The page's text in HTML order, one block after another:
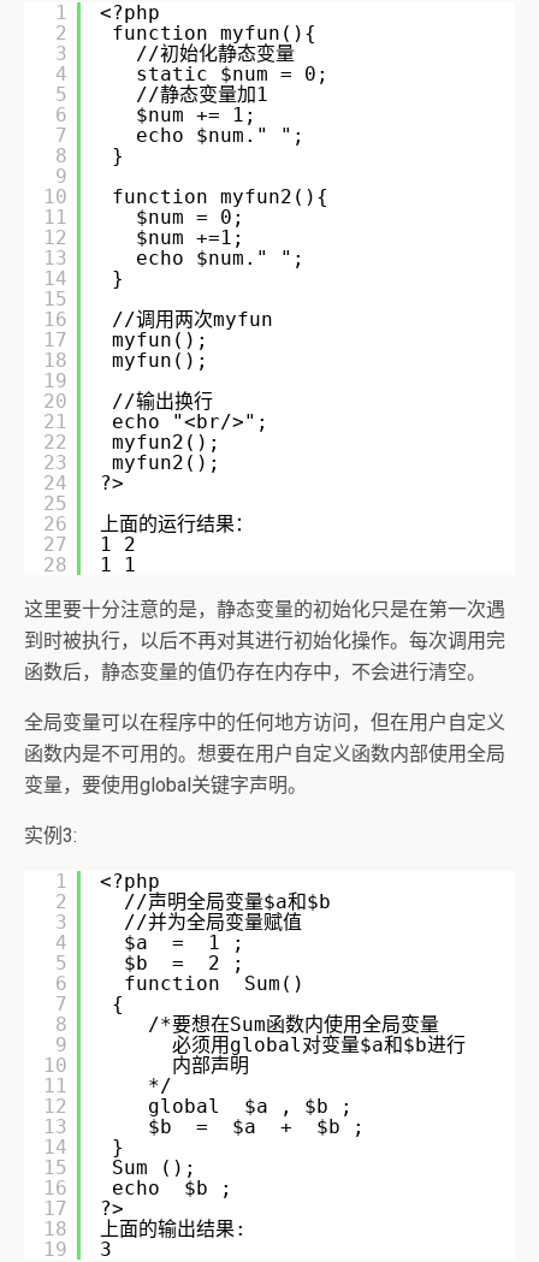
1
2
3
4
5
6
7
8
9
10
11
12
13
14
15
16
17
18
19
20
21
22
23
24
25
26
27
28
<?php
function myfun(){
//初始化静态变量
static $num = 0;
//静态变量加1
$num += 1;
echo $num." ";
}
function myfun2(){
$num = 0;
$num +=1;
echo $num." ";
}
//调用两次myfun
myfun();
myfun();
//输出换行
echo "<br/>";
myfun2();
myfun2();
?>
上面的运行结果：
1 2
1 1
这里要十分注意的是，静态变量的初始化只是在第一次遇
到时被执行，以后不再对其进行初始化操作。每次调用完
函数后，静态变量的值仍存在内存中，不会进行清空。
全局变量可以在程序中的任何地方访问，但在用户自定义
函数内是不可用的。想要在用户自定义函数内部使用全局
变量，要使用global关键字声明。
实例3:
1
2
3
4
5
6
7
8
9
10
11
12
13
14
15
16
17
18
19
<?php
//声明全局变量$a和$b
//并为全局变量赋值
$a  =  1 ;
$b  =  2 ;
function  Sum()
{
/*要想在Sum函数内使用全局变量
必须用global对变量$a和$b进行
内部声明
*/
global  $a , $b ;
$b  =  $a  +  $b ;
}
Sum ();
echo  $b ;
?>
上面的输出结果:
3